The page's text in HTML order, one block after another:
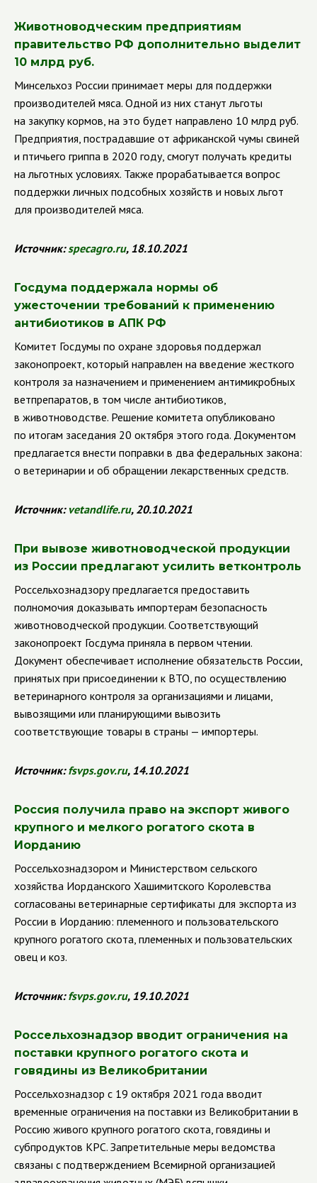
Животноводческим предприятиям
правительство РФ дополнительно выделит
10 млрд руб.
Минсельхоз России принимает меры для поддержки
производителей мяса. Одной из них станут льготы
на закупку кормов, на это будет направлено 10 млрд руб.
Предприятия, пострадавшие от африканской чумы свиней
и птичьего гриппа в 2020 году, смогут получать кредиты
на льготных условиях. Также прорабатывается вопрос
поддержки личных подсобных хозяйств и новых льгот
для производителей мяса.
Источник:specagro.ru, 18.10.2021
Госдума поддержала нормы об
ужесточении требований к применению
антибиотиков в АПК РФ
Комитет Госдумы по охране здоровья поддержал
законопроект, который направлен на введение жесткого
контроля за назначением и применением антимикробных
ветпрепаратов, в том числе антибиотиков,
в животноводстве. Решение комитета опубликовано
по итогам заседания 20 октября этого года. Документом
предлагается внести поправки в два федеральных закона:
о ветеринарии и об обращении лекарственных средств.
Источник:vetandlife.ru, 20.10.2021
При вывозе животноводческой продукции
из России предлагают усилить ветконтроль
Россельхознадзору предлагается предоставить
полномочия доказывать импортерам безопасность
животноводческой продукции. Соответствующий
законопроект Госдума приняла в первом чтении.
Документ обеспечивает исполнение обязательств России,
принятых при присоединении к ВТО, по осуществлению
ветеринарного контроля за организациями и лицами,
вывозящими или планирующими вывозить
соответствующие товары в страны — импортеры.
Источник:fsvps.gov.ru, 14.10.2021
Россия получила право на экспорт живого
крупного и мелкого рогатого скота в
Иорданию
Россельхознадзором и Министерством сельского
хозяйства Иорданского Хашимитского Королевства
согласованы ветеринарные сертификаты для экспорта из
России в Иорданию: племенного и пользовательского
крупного рогатого скота, племенных и пользовательских
овец и коз.
Источник:fsvps.gov.ru, 19.10.2021
Россельхознадзор вводит ограничения на
поставки крупного рогатого скота и
говядины из Великобритании
Россельхознадзор с 19 октября 2021 года вводит
временные ограничения на поставки из Великобритании в
Россию живого крупного рогатого скота, говядины и
субпродуктов КРС. Запретительные меры ведомства
связаны с подтверждением Всемирной организацией